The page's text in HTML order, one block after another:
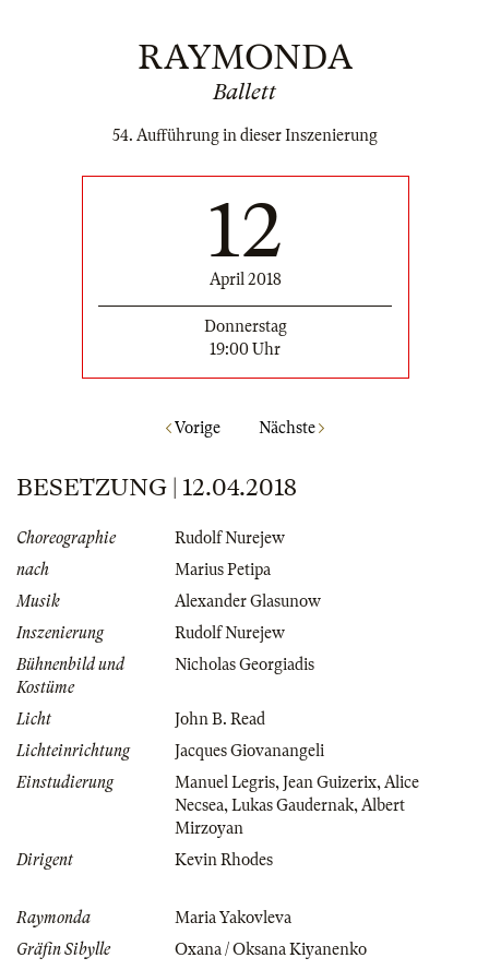
RAYMONDA
Ballett
54. Aufführung in dieser Inszenierung
12
April 2018
Donnerstag
19:00 Uhr
Vorige Nächste
BESETZUNG | 12.04.2018
Choreographie
Rudolf Nurejew
nach
Marius Petipa
Musik
Alexander Glasunow
Inszenierung
Rudolf Nurejew
Bühnenbild und
Kostüme
Nicholas Georgiadis
Licht
John B. Read
Lichteinrichtung
Jacques Giovanangeli
Einstudierung
Manuel Legris, Jean Guizerix, Alice
Necsea, Lukas Gaudernak, Albert
Mirzoyan
Dirigent
Kevin Rhodes
Raymonda
Maria Yakovleva
Gräfin Sibylle
Oxana / Oksana Kiyanenko